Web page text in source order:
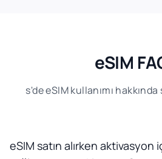
eSIM
s'de eSIM kullanımı
eSIM satın alırken aktivasyon